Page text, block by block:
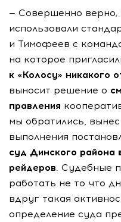
— Совершенно верно,
использовали
и Тимофеев с
на которое
к «Колосу» никакого
выносит решение о
правления
мы обратились,
выполнения
суд Динского района
рейдеров. Судебные
работать не то что
вдруг такая
определение суда